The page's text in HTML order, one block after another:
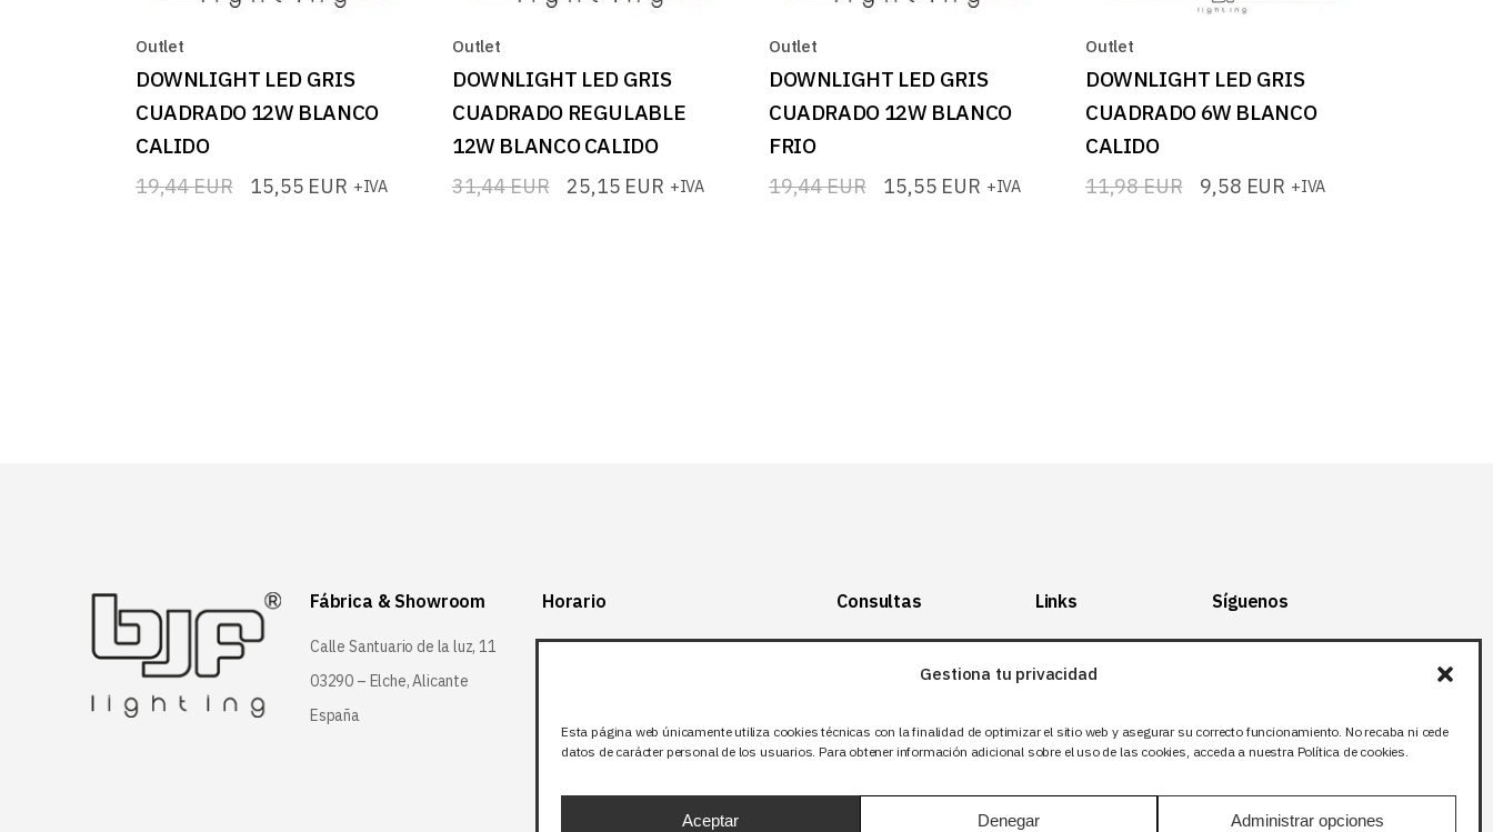
Gestiona tu privacidad
Esta página web únicamente utiliza cookies técnicas con la finalidad de optimizar el sitio web y asegurar su correcto funcionamiento. No recaba ni cede
datos de carácter personal de los usuarios. Para obtener información adicional sobre el uso de las cookies, acceda a nuestra Política de cookies.
Aceptar Denegar Administrar opciones
Outlet
DOWNLIGHT LED GRIS
CUADRADO 12W BLANCO
CALIDO
19,44EUR
El 15,55 EUR
El +IVA
Outlet
DOWNLIGHT LED GRIS
CUADRADO REGULABLE
12W BLANCO CALIDO
31,44EUR
El 25,15 EUR
El +IVA
Outlet
DOWNLIGHT LED GRIS
CUADRADO 12W BLANCO
FRIO
19,44EUR
El 15,55 EUR
El +IVA
Outlet
DOWNLIGHT LED GRIS
CUADRADO 6W BLANCO
CALIDO
11,98EUR
El 9,58 EUR
El +IVA
Fábrica & Showroom
Calle Santuario de la luz, 11
03290 – Elche, Alicante
España
Horario
Lunes-Viernes:
Cerrado
Consultas
+34 966 28 88
12
info@bjflighting.com
Links
Mapa del Sitio
Aviso legal
privacidad
Síguenos
Facebook
LinkedIn